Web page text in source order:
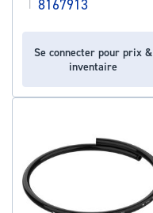
8167913
Se connecter pour prix &
inventaire